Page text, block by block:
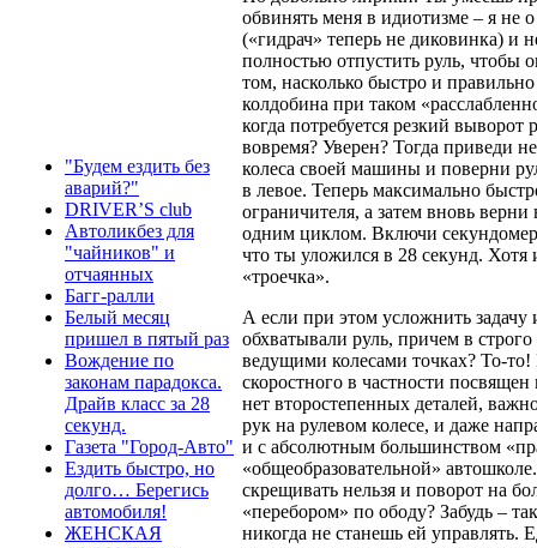
"Будем ездить без
аварий?"
DRIVER’S club
Автоликбез для
"чайников" и
отчаянных
Багг-ралли
Белый месяц
пришел в пятый раз
Вождение по
законам парадокса.
Драйв класс за 28
секунд.
Газета "Город-Авто"
Ездить быстро, но
долго… Берегись
автомобиля!
ЖЕНСКАЯ
обвинять меня в идиотизме – я не
(«гидрач» теперь не диковинка) и
полностью отпустить руль, чтобы
том, насколько быстро и
колдобина при таком
когда потребуется резкий
вовремя? Уверен? Тогда приведи
колеса своей машины и поверни
в левое. Теперь максимально
ограничителя, а затем вновь
одним циклом. Включи
что ты уложился в 28 секунд. Хотя
«троечка».
А если при этом усложнить
обхватывали руль, причем в
ведущими колесами точках? То-
скоростного в частности
нет второстепенных деталей,
рук на рулевом колесе, и даже
и с абсолютным большинством
«общеобразовательной»
скрещивать нельзя и поворот на
«перебором» по ободу? Забудь –
никогда не станешь ей управлять.